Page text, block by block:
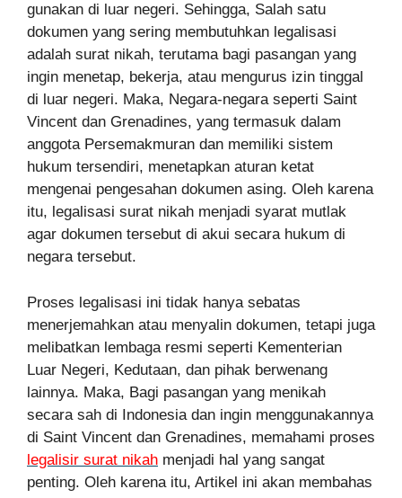
gunakan di luar negeri. Sehingga, Salah satu
dokumen yang sering membutuhkan legalisasi
adalah surat nikah, terutama bagi pasangan yang
ingin menetap, bekerja, atau mengurus izin tinggal
di luar negeri. Maka, Negara-negara seperti Saint
Vincent dan Grenadines, yang termasuk dalam
anggota Persemakmuran dan memiliki sistem
hukum tersendiri, menetapkan aturan ketat
mengenai pengesahan dokumen asing. Oleh karena
itu, legalisasi surat nikah menjadi syarat mutlak
agar dokumen tersebut di akui secara hukum di
negara tersebut.
Proses legalisasi ini tidak hanya sebatas
menerjemahkan atau menyalin dokumen, tetapi juga
melibatkan lembaga resmi seperti Kementerian
Luar Negeri, Kedutaan, dan pihak berwenang
lainnya. Maka, Bagi pasangan yang menikah
secara sah di Indonesia dan ingin menggunakannya
di Saint Vincent dan Grenadines, memahami proses
legalisir surat nikah menjadi hal yang sangat
penting. Oleh karena itu, Artikel ini akan membahas